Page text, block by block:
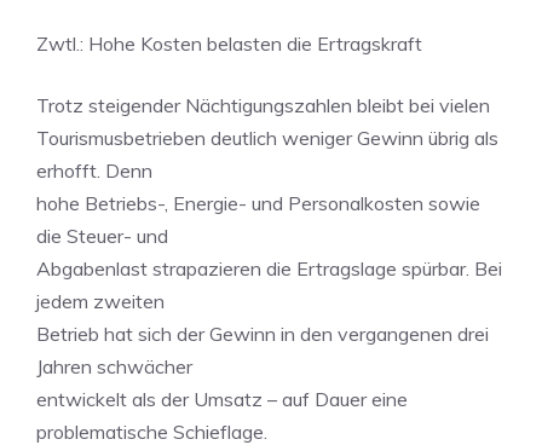
Zwtl.: Hohe Kosten belasten die Ertragskraft
Trotz steigender Nächtigungszahlen bleibt bei vielen
Tourismusbetrieben deutlich weniger Gewinn übrig als
erhofft. Denn
hohe Betriebs-, Energie- und Personalkosten sowie
die Steuer- und
Abgabenlast strapazieren die Ertragslage spürbar. Bei
jedem zweiten
Betrieb hat sich der Gewinn in den vergangenen drei
Jahren schwächer
entwickelt als der Umsatz – auf Dauer eine
problematische Schieflage.